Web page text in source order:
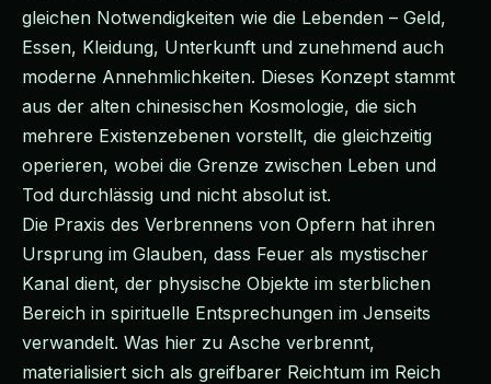
gleichen Notwendigkeiten wie die Lebenden – Geld,
Essen, Kleidung, Unterkunft und zunehmend auch
moderne Annehmlichkeiten. Dieses Konzept stammt
aus der alten chinesischen Kosmologie, die sich
mehrere Existenzebenen vorstellt, die gleichzeitig
operieren, wobei die Grenze zwischen Leben und
Tod durchlässig und nicht absolut ist.
Die Praxis des Verbrennens von Opfern hat ihren
Ursprung im Glauben, dass Feuer als mystischer
Kanal dient, der physische Objekte im sterblichen
Bereich in spirituelle Entsprechungen im Jenseits
verwandelt. Was hier zu Asche verbrennt,
materialisiert sich als greifbarer Reichtum im Reich